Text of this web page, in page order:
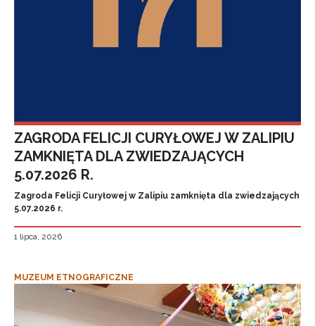
ZAGRODA FELICJI CURYŁOWEJ W ZALIPIU
ZAMKNIĘTA DLA ZWIEDZAJĄCYCH
5.07.2026 R.
Zagroda Felicji Curyłowej w Zalipiu zamknięta dla zwiedzających
5.07.2026 r.
1 lipca, 2026
MUZEUM ETNOGRAFICZNE